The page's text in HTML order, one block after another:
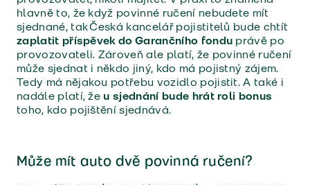
hlavně to, že když povinné ručení nebudete mít
sjednané, tak Česká kancelář pojistitelů bude chtít
zaplatit příspěvek do Garančního fondu právě po
provozovateli. Zároveň ale platí, že povinné ručení
může sjednat i někdo jiný, kdo má pojistný zájem.
Tedy má nějakou potřebu vozidlo pojistit. A také i
nadále platí, že u sjednání bude hrát roli bonus
toho, kdo pojištění sjednává.
Může mít auto dvě povinná ručení?